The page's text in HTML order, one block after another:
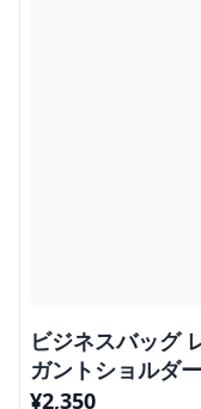
ビジネスバッグ
ガントショルダ
¥2,350